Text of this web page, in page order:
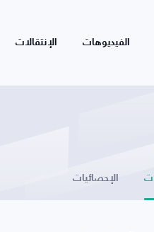
الفيديوهات الإنتقالات
الإحصائيات